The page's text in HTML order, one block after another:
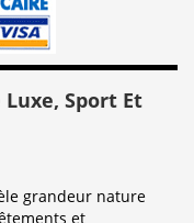
Sport Et
grandeur nature
et